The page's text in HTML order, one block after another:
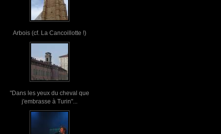
Arbois (cf. La Cancoillotte !)
"Dans les yeux du cheval que
j'embrasse à Turin"...